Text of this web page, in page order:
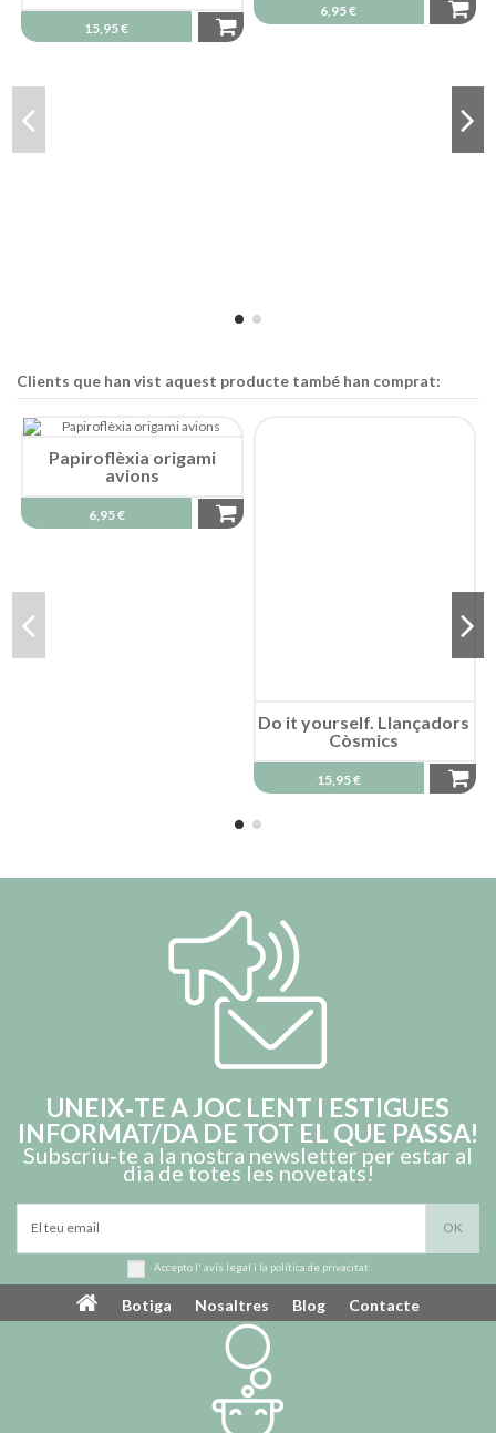
15,95 €
6,95 €
Clients que han vist aquest producte també han comprat:
Papiroflèxia origami
avions
6,95 €
Do it yourself. Llançadors
Còsmics
15,95 €
UNEIX‑TE A JOC LENT I ESTIGUES
INFORMAT/DA DE TOT EL QUE PASSA!
Subscriu‑te a la nostra newsletter per estar al
dia de totes les novetats!
Accepto l' avís legal i la política de privacitat
Botiga Nosaltres Blog Contacte